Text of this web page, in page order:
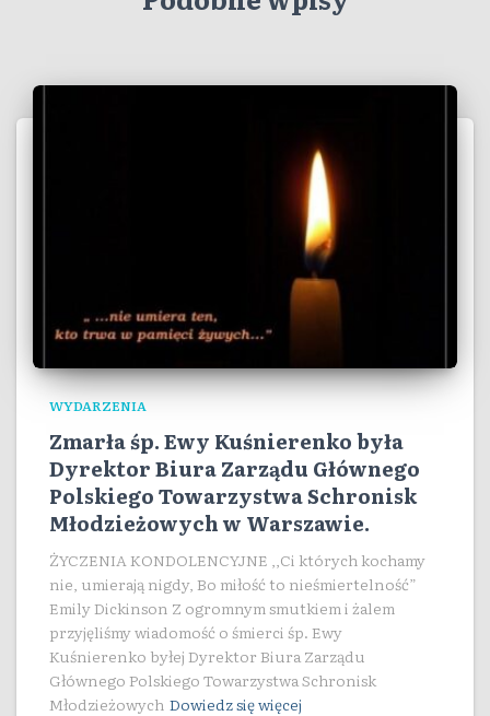
WYDARZENIA
Zmarła śp. Ewy Kuśnierenko była
Dyrektor Biura Zarządu Głównego
Polskiego Towarzystwa Schronisk
Młodzieżowych w Warszawie.
ŻYCZENIA KONDOLENCYJNE ,,Ci których kochamy
nie, umierają nigdy, Bo miłość to nieśmiertelność”
Emily Dickinson Z ogromnym smutkiem i żalem
przyjęliśmy wiadomość o śmierci śp. Ewy
Kuśnierenko byłej Dyrektor Biura Zarządu
Głównego Polskiego Towarzystwa Schronisk
Młodzieżowych Dowiedz się więcej